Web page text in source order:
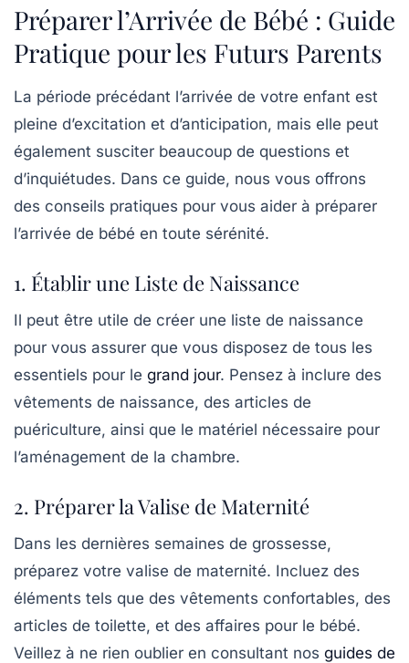
Préparer l’Arrivée de Bébé : Guide
Pratique pour les Futurs Parents
La période précédant l’arrivée de votre enfant est
pleine d’excitation et d’anticipation, mais elle peut
également susciter beaucoup de questions et
d’inquiétudes. Dans ce guide, nous vous offrons
des conseils pratiques pour vous aider à préparer
l’arrivée de bébé en toute sérénité.
1. Établir une Liste de Naissance
Il peut être utile de créer une liste de naissance
pour vous assurer que vous disposez de tous les
essentiels pour le grand jour. Pensez à inclure des
vêtements de naissance, des articles de
puériculture, ainsi que le matériel nécessaire pour
l’aménagement de la chambre.
2. Préparer la Valise de Maternité
Dans les dernières semaines de grossesse,
préparez votre valise de maternité. Incluez des
éléments tels que des vêtements confortables, des
articles de toilette, et des affaires pour le bébé.
Veillez à ne rien oublier en consultant nos guides de